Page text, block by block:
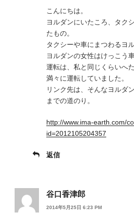
こんにちは。
ヨルダンにいたころ、タク
たもの。
タクシーや車にまつわるヨ
ヨルダンの女性はけっこう
運転は、私と同じくらいへ
満々に運転していました。
リンク先は、そんなヨルダ
までの道のり。
http://www.ima-earth.com/
id=2012105204357
返信
谷口香津郎
2014年5月25日 6:23 PM